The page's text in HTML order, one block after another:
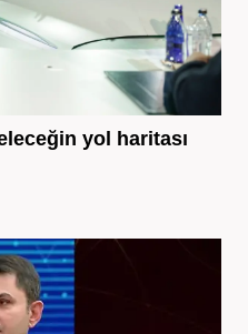
yol haritası